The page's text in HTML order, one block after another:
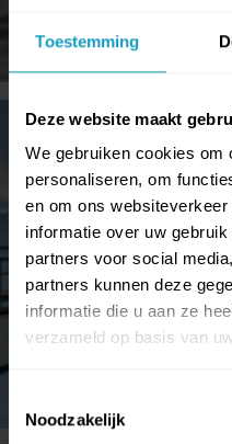
Toestemming
Deze website maakt
We gebruiken cookies om
personaliseren, om
en om ons
informatie over uw
partners voor social
partners kunnen deze
informatie die u aan ze
verzameld op basis van
Noodzakelijk